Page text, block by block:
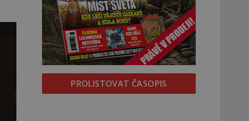
PROLISTOVAT ČASOPIS